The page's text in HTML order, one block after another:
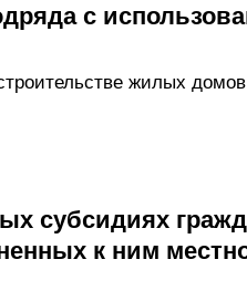
с
жилых
субсидиях
к ним